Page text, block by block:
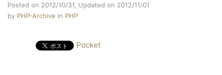
Posted on 2012/10/31, Updated on 2012/11/01
by PHP-Archive in PHP
Pocket